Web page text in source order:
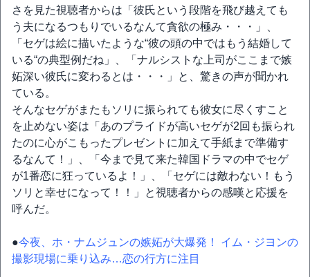
さを見た視聴者からは「彼氏という段階を飛び越えても
う夫になるつもりでいるなんて貪欲の極み・・・」、
「セゲは絵に描いたような“彼の頭の中ではもう結婚して
いる“の典型例だね」、「ナルシストな上司がここまで嫉
妬深い彼氏に変わるとは・・・」と、驚きの声が聞かれ
ている。
そんなセゲがまたもソリに振られても彼女に尽くすこと
を止めない姿は「あのプライドが高いセゲが2回も振られ
たのに心がこもったプレゼントに加えて手紙まで準備す
るなんて！」、「今まで見て来た韓国ドラマの中でセゲ
が1番恋に狂っているよ！」、「セゲには敵わない！もう
ソリと幸せになって！！」と視聴者からの感嘆と応援を
呼んだ。
●今夜、ホ・ナムジュンの嫉妬が大爆発！ イム・ジヨンの
撮影現場に乗り込み…恋の行方に注目